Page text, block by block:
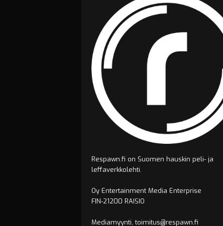
Respawn.fi on Suomen hauskin peli- ja
leffaverkkolehti.
Oy Entertainment Media Enterprise
FIN-21200 RAISIO
Mediamyynti, toimitus@respawn.fi